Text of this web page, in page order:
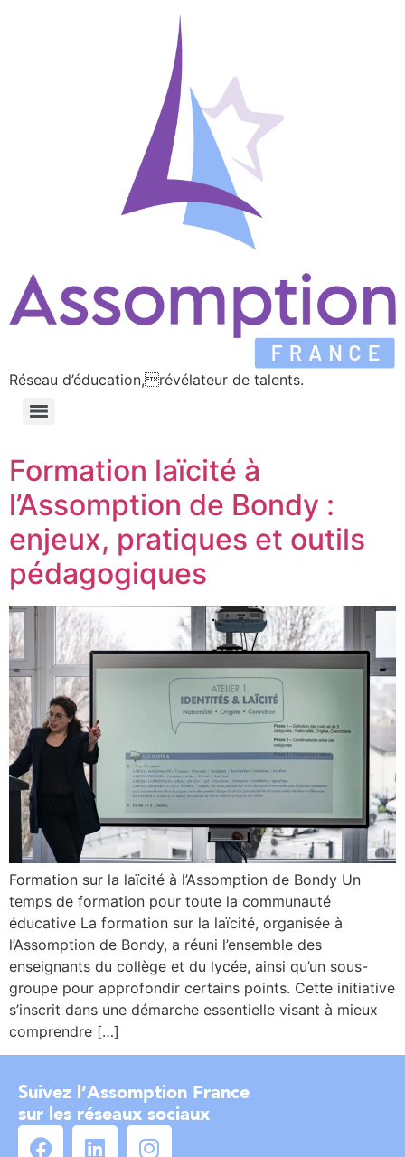
Réseau d’éducation,révélateur de talents.
Formation laïcité à
l’Assomption de Bondy :
enjeux, pratiques et outils
pédagogiques
Formation sur la laïcité à l’Assomption de Bondy Un
temps de formation pour toute la communauté
éducative La formation sur la laïcité, organisée à
l’Assomption de Bondy, a réuni l’ensemble des
enseignants du collège et du lycée, ainsi qu’un sous-
groupe pour approfondir certains points. Cette initiative
s’inscrit dans une démarche essentielle visant à mieux
comprendre […]
Suivez l’Assomption France
sur les réseaux sociaux